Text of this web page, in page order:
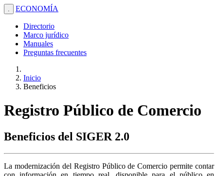
. ECONOMÍA
Directorio
Marco jurídico
Manuales
Preguntas frecuentes
Inicio
Beneficios
Registro Público de Comercio
Beneficios del SIGER 2.0
La modernización del Registro Público de Comercio permite contar